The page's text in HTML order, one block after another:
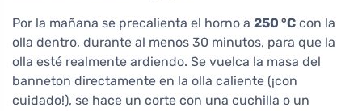
Por la mañana se precalienta el horno a 250 °C con la
olla dentro, durante al menos 30 minutos, para que la
olla esté realmente ardiendo. Se vuelca la masa del
banneton directamente en la olla caliente (¡con
cuidado!), se hace un corte con una cuchilla o un